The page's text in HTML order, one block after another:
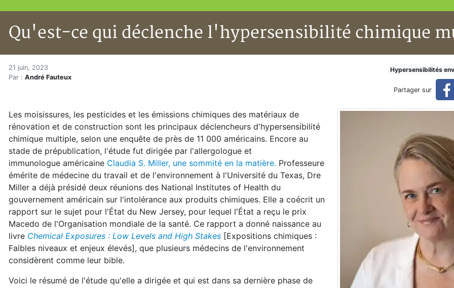
Qu'est-ce qui déclenche l'hypersensibilité chimique
Accueil
Articles
Qu'est-ce qui déclenche l'hypersensibilité chimique
21 juin, 2023
Par : André Fauteux
Hypersensibilités
Partager sur
Les moisissures, les pesticides et les émissions chimiques des matériaux de
rénovation et de construction sont les principaux déclencheurs d'hypersensibilité
chimique multiple, selon une enquête de près de 11 000 américains. Encore au
stade de prépublication, l'étude fut dirigée par l'allergologue et
immunologue américaine Claudia S. Miller, une sommité en la matière. Professeure
émérite de médecine du travail et de l'environnement à l'Université du Texas, Dre
Miller a déjà présidé deux réunions des National Institutes of Health du
gouvernement américain sur l'intolérance aux produits chimiques. Elle a coécrit un
rapport sur le sujet pour l'État du New Jersey, pour lequel l'État a reçu le prix
Macedo de l'Organisation mondiale de la santé. Ce rapport a donné naissance au
livre Chemical Exposures : Low Levels and High Stakes [Expositions chimiques :
Faibles niveaux et enjeux élevés], que plusieurs médecins de l'environnement
considèrent comme leur bible.
Voici le résumé de l'étude qu'elle a dirigée et qui est dans sa dernière phase de